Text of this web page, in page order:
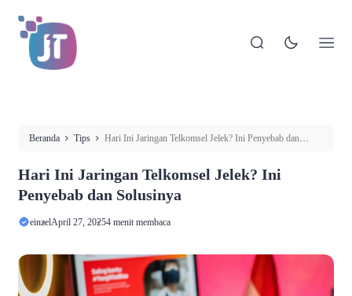
Beranda Tips
Hari Ini Jaringan Telkomsel Jelek? Ini Penyebab dan
Hari Ini Jaringan Telkomsel Jelek? Ini
Penyebab dan Solusinya
einzelApril 27, 20254 menit membaca